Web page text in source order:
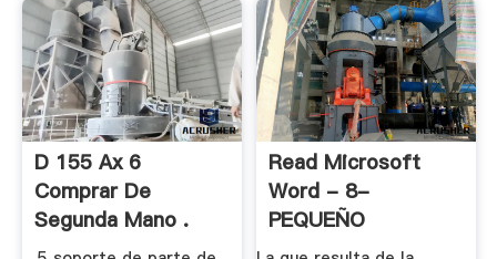
D 155 Ax 6
Comprar De
Segunda Mano .
Read Microsoft
Word - 8-
PEQUEÑO
GLOSARIO .